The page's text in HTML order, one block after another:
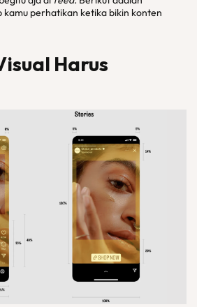
kamu perhatikan ketika bikin konten
Harus